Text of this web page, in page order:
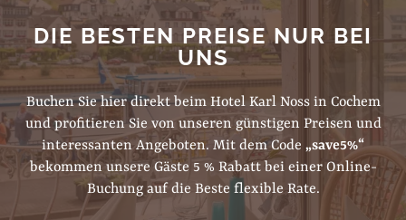
DIE BESTEN PREISE NUR BEI
UNS
Buchen Sie hier direkt beim Hotel Karl Noss in Cochem
und profitieren Sie von unseren günstigen Preisen und
interessanten Angeboten. Mit dem Code „save5%“
bekommen unsere Gäste 5 % Rabatt bei einer Online-
Buchung auf die Beste flexible Rate.